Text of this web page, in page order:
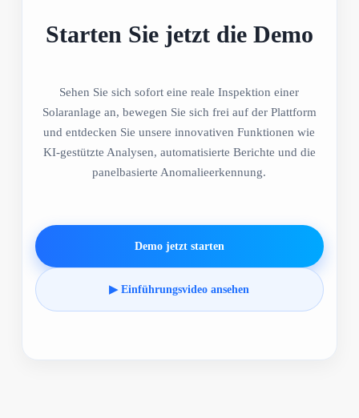
Starten Sie jetzt die Demo
Sehen Sie sich sofort eine reale Inspektion einer
Solaranlage an, bewegen Sie sich frei auf der Plattform
und entdecken Sie unsere innovativen Funktionen wie
KI-gestützte Analysen, automatisierte Berichte und die
panelbasierte Anomalieerkennung.
Demo jetzt starten
▶ Einführungsvideo ansehen